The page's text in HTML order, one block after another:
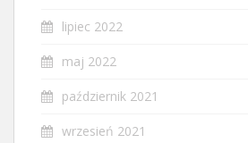
lipiec 2022
maj 2022
październik 2021
wrzesień 2021